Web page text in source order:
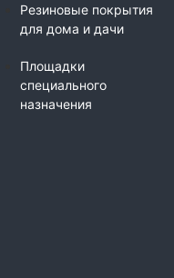
Резиновые покрытия
для дома и дачи
Площадки
специального
назначения